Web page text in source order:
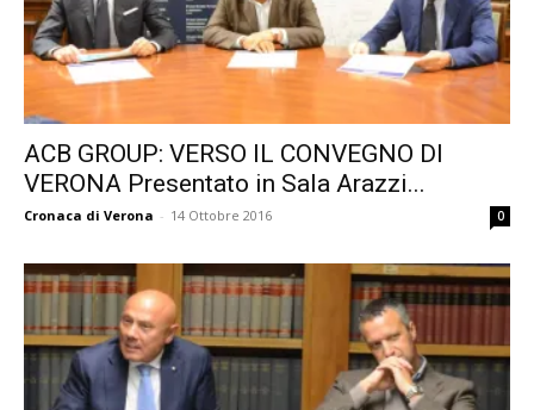
ACB GROUP: VERSO IL CONVEGNO DI
VERONA Presentato in Sala Arazzi...
Cronaca di Verona - 14 Ottobre 2016 0